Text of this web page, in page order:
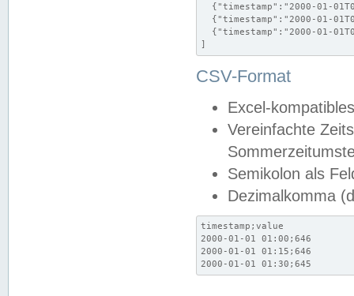
{"timestamp":"2000-01-
{"timestamp":"2000-01-
{"timestamp":"2000-01-
]
CSV-Format
Excel-
Vereinfachte
Semikolon als
Dezimalkomma
timestamp;value
2000-01-01 01:00;646
2000-01-01 01:15;646
2000-01-01 01:30;645